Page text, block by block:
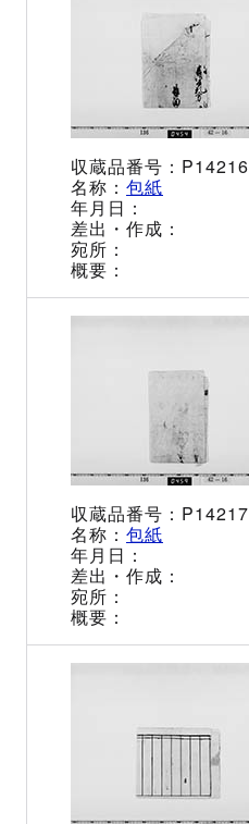
P14216
包紙
P14217
包紙